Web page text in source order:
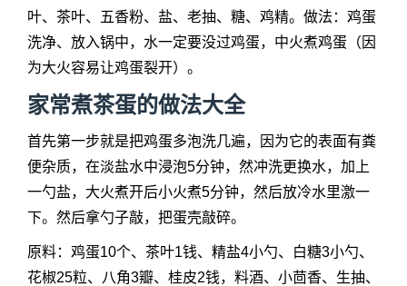
叶、茶叶、五香粉、盐、老抽、糖、鸡精。做法：鸡蛋
洗净、放入锅中，水一定要没过鸡蛋，中火煮鸡蛋（因
为大火容易让鸡蛋裂开）。
家常煮茶蛋的做法大全
首先第一步就是把鸡蛋多泡洗几遍，因为它的表面有粪
便杂质，在淡盐水中浸泡5分钟，然冲洗更换水，加上
一勺盐，大火煮开后小火煮5分钟，然后放冷水里激一
下。然后拿勺子敲，把蛋壳敲碎。
原料：鸡蛋10个、茶叶1钱、精盐4小勺、白糖3小勺、
花椒25粒、八角3瓣、桂皮2钱，料酒、小茴香、生抽、